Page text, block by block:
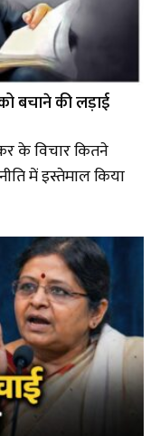
बचाने की लड़ाई
के विचार कितने
में इस्तेमाल किया